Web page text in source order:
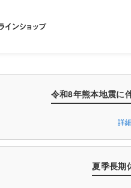
令和8年熊本地震に
詳
夏季長期